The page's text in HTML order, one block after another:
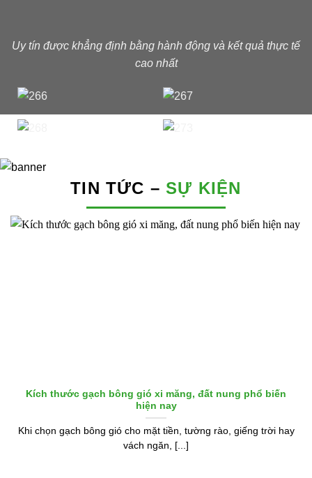
Uy tín được khẳng định bằng hành động và kết quả thực tế
cao nhất
TIN TỨC – SỰ KIỆN
Kích thước gạch bông gió xi măng, đất nung phổ biến
hiện nay
Khi chọn gạch bông gió cho mặt tiền, tường rào, giếng trời hay
vách ngăn, [...]